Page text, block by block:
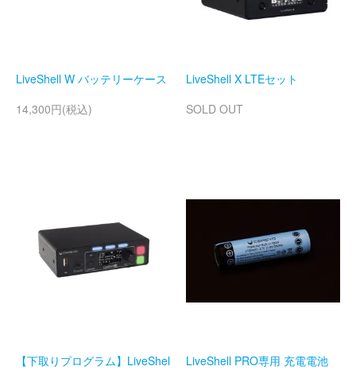
LiveShell W バッテリーケース
14,300円(税込)
LiveShell X LTEセット
SOLD OUT
【下取りプログラム】LiveShel
LiveShell PRO専用 充電電池